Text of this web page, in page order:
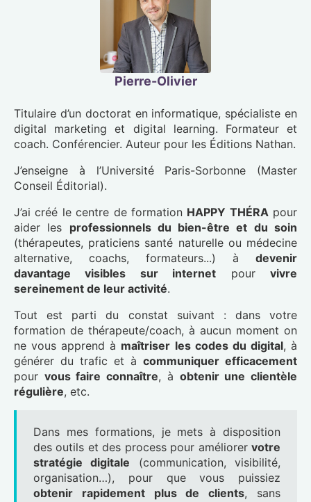
Pierre-Olivier
Titulaire d’un doctorat en informatique, spécialiste en
digital marketing et digital learning. Formateur et
coach. Conférencier. Auteur pour les Éditions Nathan.
J’enseigne à l’Université Paris-Sorbonne (Master
Conseil Éditorial).
J’ai créé le centre de formation HAPPY THÉRApour
aider les professionnels du bien-être et du soin
(thérapeutes, praticiens santé naturelle ou médecine
alternative, coachs, formateurs...) à devenir
davantage visibles sur internet pourvivre
sereinement de leur activité.
Tout est parti du constat suivant : dans votre
formation de thérapeute/coach, à aucun moment on
ne vous apprend à maîtriser les codes du digital, à
générer du trafic et à communiquer efficacement
pour vous faire connaître, à obtenir une clientèle
régulière, etc.
Dans mes formations, je mets à disposition
des outils et des process pour améliorer votre
stratégie digitale (communication, visibilité,
organisation…), pour que vous puissiez
obtenir rapidement plus de clients, sans